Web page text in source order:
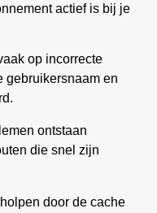
actief is bij je
op incorrecte
gebruikersnaam en
ontstaan
die snel zijn
door de cache